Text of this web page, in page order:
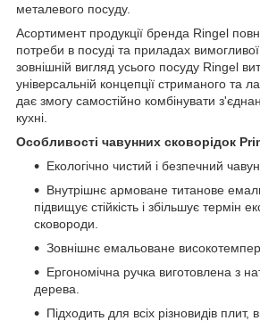
металевого посуду.
Асортимент продукції бренда Ringel
потреби в посуді та приладах
зовнішній вигляд усього посуду Ringel
універсальній концепції стриманого та
дає змогу самостійно комбінувати
кухні.
Особливості чавунних сковорідок
Екологічно чистий і безпечний чавун.
Внутрішнє армоване титанове
підвищує стійкість і збільшує термін
сковороди.
Зовнішнє емальоване
Ергономічна ручка виготовлена з
дерева.
Підходить для всіх різновидів плит,